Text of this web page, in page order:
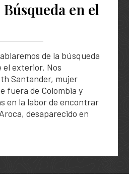
de Búsqueda
que vigilan
| Entrega de información
Sugerencias y/o
y problemas
– UBPD
en la búsqueda
en la búsqueda
Búsqueda
Regionales de Búsqueda
Búsqueda
Búsqueda
FECHA
en el
de la búsqueda
el exterior. Nos
Santander, mujer
fuera de Colombia y
en la labor de encontrar
desaparecido en